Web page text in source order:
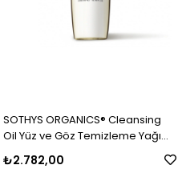
SOTHYS ORGANICS® Cleansing
Oil Yüz ve Göz Temizleme Yağı
₺2.782,00